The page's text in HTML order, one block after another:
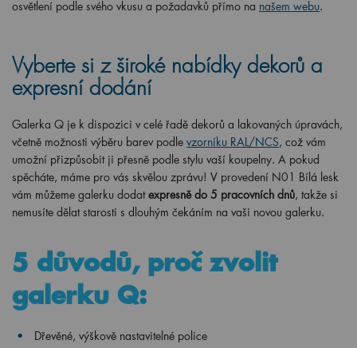
osvětlení podle svého vkusu a požadavků přímo na našem webu.
Vyberte si z široké nabídky dekorů a
expresní dodání
Galerka Q je k dispozici v celé řadě dekorů a lakovaných úpravách,
včetně možnosti výběru barev podle vzorníku RAL/NCS, což vám
umožní přizpůsobit ji přesně podle stylu vaší koupelny. A pokud
spěcháte, máme pro vás skvělou zprávu! V provedení N01 Bílá lesk
vám můžeme galerku dodat expresně do 5 pracovních dnů, takže si
nemusíte dělat starosti s dlouhým čekáním na vaši novou galerku.
5 důvodů, proč zvolit
galerku Q:
Dřevěné, výškově nastavitelné police